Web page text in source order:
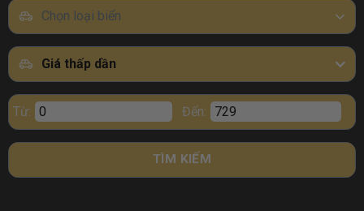
Chọn loại biển
Giá thấp dần
Từ: Đến:
TÌM KIẾM